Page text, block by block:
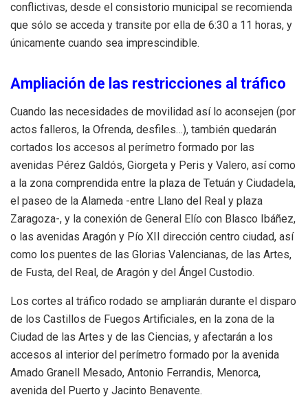
conflictivas, desde el consistorio municipal se recomienda
que sólo se acceda y transite por ella de 6:30 a 11 horas, y
únicamente cuando sea imprescindible.
Ampliación de las restricciones al tráfico
Cuando las necesidades de movilidad así lo aconsejen (por
actos falleros, la Ofrenda, desfiles…), también quedarán
cortados los accesos al perímetro formado por las
avenidas Pérez Galdós, Giorgeta y Peris y Valero, así como
a la zona comprendida entre la plaza de Tetuán y Ciudadela,
el paseo de la Alameda -entre Llano del Real y plaza
Zaragoza-, y la conexión de General Elío con Blasco Ibáñez,
o las avenidas Aragón y Pío XII dirección centro ciudad, así
como los puentes de las Glorias Valencianas, de las Artes,
de Fusta, del Real, de Aragón y del Ángel Custodio.
Los cortes al tráfico rodado se ampliarán durante el disparo
de los Castillos de Fuegos Artificiales, en la zona de la
Ciudad de las Artes y de las Ciencias, y afectarán a los
accesos al interior del perímetro formado por la avenida
Amado Granell Mesado, Antonio Ferrandis, Menorca,
avenida del Puerto y Jacinto Benavente.